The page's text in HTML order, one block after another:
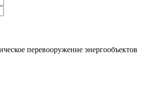
перевооружение энергообъектов